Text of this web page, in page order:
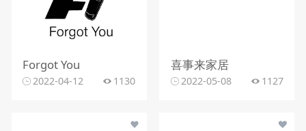
Forgot You
2022-04-12 1130
喜事来家居
2022-05-08 1127